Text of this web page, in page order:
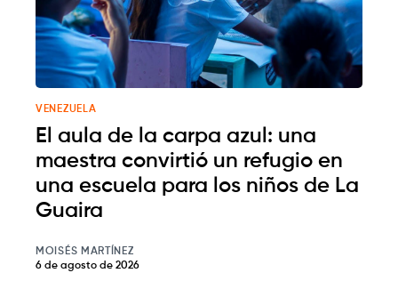
VENEZUELA
El aula de la carpa azul: una
maestra convirtió un refugio en
una escuela para los niños de La
Guaira
MOISÉS MARTÍNEZ
6 de agosto de 2026